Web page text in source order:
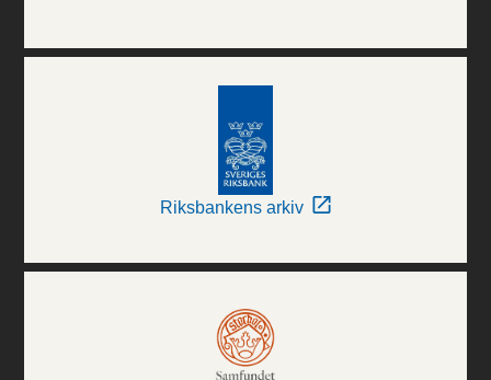
Riksbankens arkiv